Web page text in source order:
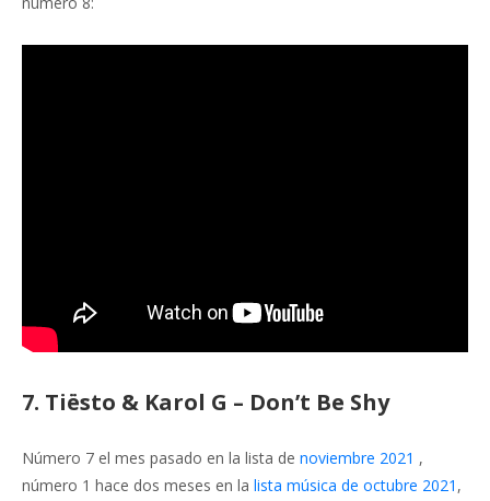
7. Tiësto & Karol G – Don’t Be Shy
Número 7 el mes pasado en la lista de noviembre 2021 ,
número 1 hace dos meses en la lista música de octubre 2021 ,